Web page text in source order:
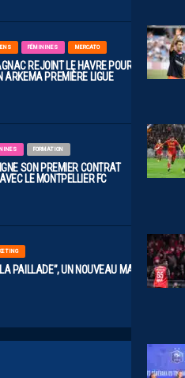
FÉMININES MERCATO
REJOINT LE HAVRE POUR UN
ARKEMA PREMIÈRE LIGUE
FORMATION
SON PREMIER CONTRAT
LE MONTPELLIER FC
PAILLADE”, UN NOUVEAU MAILLOT